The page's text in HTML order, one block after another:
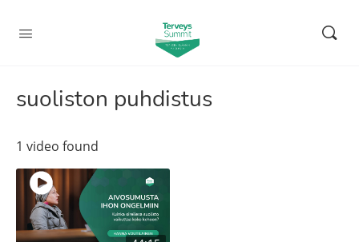
suoliston puhdistus
1 video found